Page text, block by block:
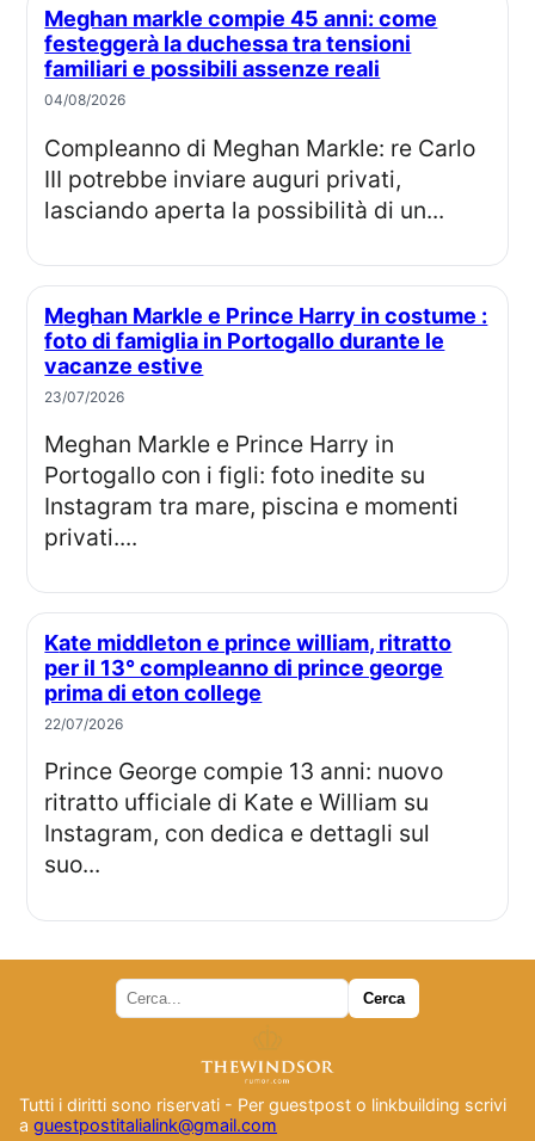
Meghan markle compie 45 anni: come
festeggerà la duchessa tra tensioni
familiari e possibili assenze reali
04/08/2026
Compleanno di Meghan Markle: re Carlo
III potrebbe inviare auguri privati,
lasciando aperta la possibilità di un...
Meghan Markle e Prince Harry in costume :
foto di famiglia in Portogallo durante le
vacanze estive
23/07/2026
Meghan Markle e Prince Harry in
Portogallo con i figli: foto inedite su
Instagram tra mare, piscina e momenti
privati....
Kate middleton e prince william, ritratto
per il 13° compleanno di prince george
prima di eton college
22/07/2026
Prince George compie 13 anni: nuovo
ritratto ufficiale di Kate e William su
Instagram, con dedica e dettagli sul
suo...
Tutti i diritti sono riservati - Per guestpost o linkbuilding scrivi
a guestpostitalialink@gmail.com